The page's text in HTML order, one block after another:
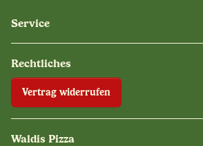
Service
Rechtliches
Vertrag widerrufen
Waldis Pizza